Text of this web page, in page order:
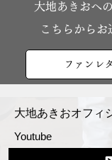
大地あきおへ
こちらからお
ファンレ
大地あきおオフィ
Youtube